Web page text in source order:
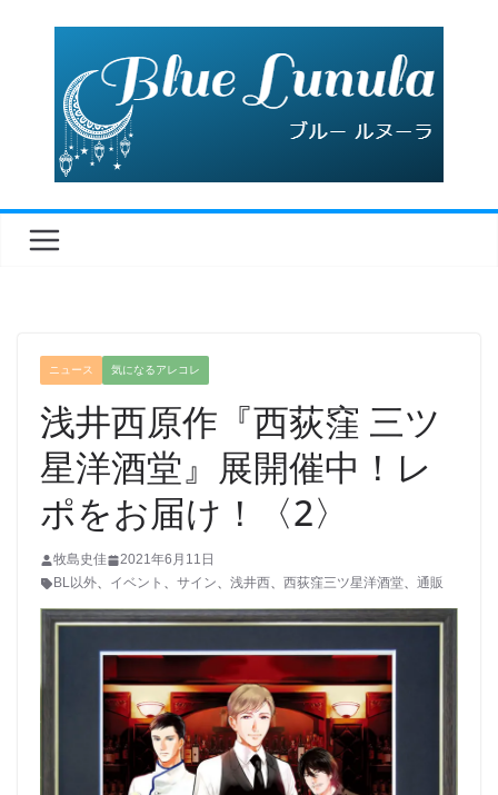
ニュース 気になるアレコレ
浅井西原作『西荻窪 三ツ
星洋酒堂』展開催中！レ
ポをお届け！〈2〉
牧島史佳
2021年6月11日
BL以外、 イベント 、 サイン、 浅井西、 西荻窪三ツ星洋酒堂、 通販